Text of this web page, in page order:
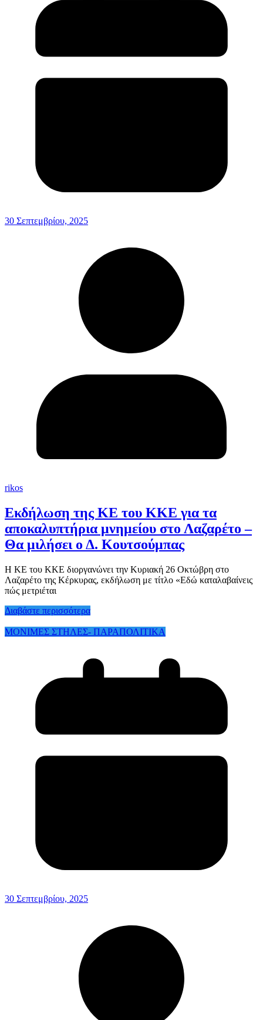
30 Σεπτεμβρίου, 2025
rikos
Εκδήλωση της ΚΕ του ΚΚΕ για τα
αποκαλυπτήρια μνημείου στο Λαζαρέτο –
Θα μιλήσει ο Δ. Κουτσούμπας
Η ΚΕ του ΚΚΕ διοργανώνει την Κυριακή 26 Οκτώβρη στο
Λαζαρέτο της Κέρκυρας, εκδήλωση με τίτλο «Εδώ καταλαβαίνεις
πώς μετριέται
Διαβάστε περισσότερα
ΜΟΝΙΜΕΣ ΣΤΗΛΕΣ- ΠΑΡΑΠΟΛΙΤΙΚΑ
30 Σεπτεμβρίου, 2025